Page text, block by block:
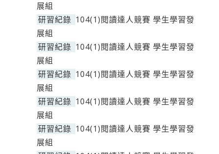
展組
研習紀錄 104(1)閱讀達人競賽 學生學習發
展組
研習紀錄 104(1)閱讀達人競賽 學生學習發
展組
研習紀錄 104(1)閱讀達人競賽 學生學習發
展組
研習紀錄 104(1)閱讀達人競賽 學生學習發
展組
研習紀錄 104(1)閱讀達人競賽 學生學習發
展組